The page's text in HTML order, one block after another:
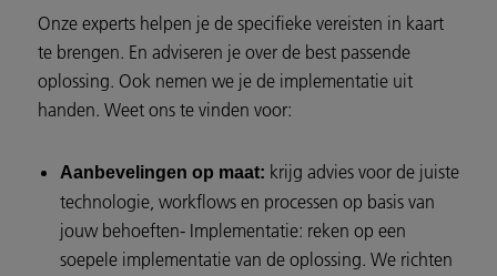
Onze experts helpen je de specifieke vereisten in kaart
te brengen. En adviseren je over de best passende
oplossing. Ook nemen we je de implementatie uit
handen. Weet ons te vinden voor:
Aanbevelingen op maat: krijg advies voor de juiste
technologie, workflows en processen op basis van
jouw behoeften- Implementatie: reken op een
soepele implementatie van de oplossing. We richten